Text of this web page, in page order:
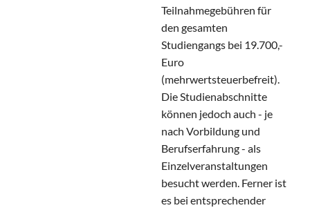
Teilnahmegebühren für
den gesamten
Studiengangs bei 19.700,-
Euro
(mehrwertsteuerbefreit).
Die Studienabschnitte
können jedoch auch - je
nach Vorbildung und
Berufserfahrung - als
Einzelveranstaltungen
besucht werden. Ferner ist
es bei entsprechender